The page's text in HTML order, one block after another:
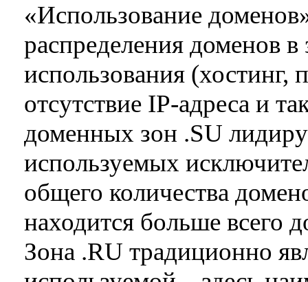
«Использование
распределения доменов
использования (хостинг,
отсутствие IP-адреса и
доменных зон .SU
используемых
общего количества
находится больше всего
Зона .RU традиционно